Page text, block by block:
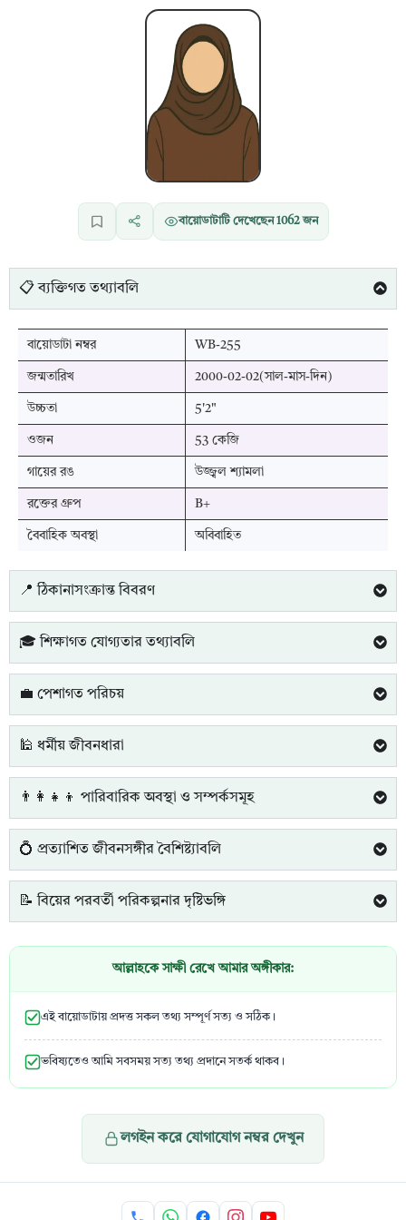
বায়োডাটাটি দেখেছেন1062জন
📋 ব্যক্তিগত তথ্যাবলি
বায়োডাটা নম্বর WB-255
জন্মতারিখ 2000-02-02(সাল-মাস-দিন)
উচ্চতা 5'2"
ওজন 53 কেজি
গায়ের রঙ উজ্জ্বল শ্যামলা
রক্তের গ্রুপ B+
বৈবাহিক অবস্থা অবিবাহিত
📍 ঠিকানাসংক্রান্ত বিবরণ
🎓 শিক্ষাগত যোগ্যতার তথ্যাবলি
💼 পেশাগত পরিচয়
🕌 ধর্মীয় জীবনধারা
👨‍👩‍👧‍👦 পারিবারিক অবস্থা ও সম্পর্কসমূহ
💍 প্রত্যাশিত জীবনসঙ্গীর বৈশিষ্ট্যাবলি
📝 বিয়ের পরবর্তী পরিকল্পনার দৃষ্টিভঙ্গি
আল্লাহকে সাক্ষী রেখে আমার অঙ্গীকার:
এই বায়োডাটায় প্রদত্ত সকল তথ্য সম্পূর্ণ সত্য ও সঠিক।
ভবিষ্যতেও আমি সবসময় সত্য তথ্য প্রদানে সতর্ক থাকব।
লগইন করে যোগাযোগ নম্বর দেখুন